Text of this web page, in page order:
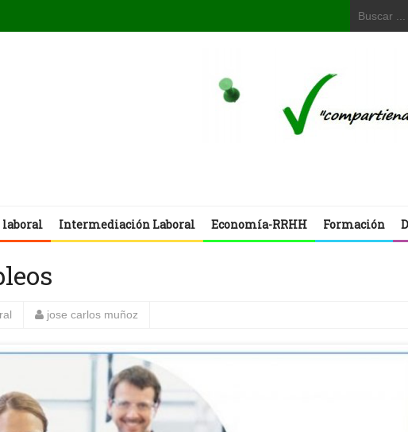
Intermediación Laboral Economía-RRHH Formación
jose carlos muñoz